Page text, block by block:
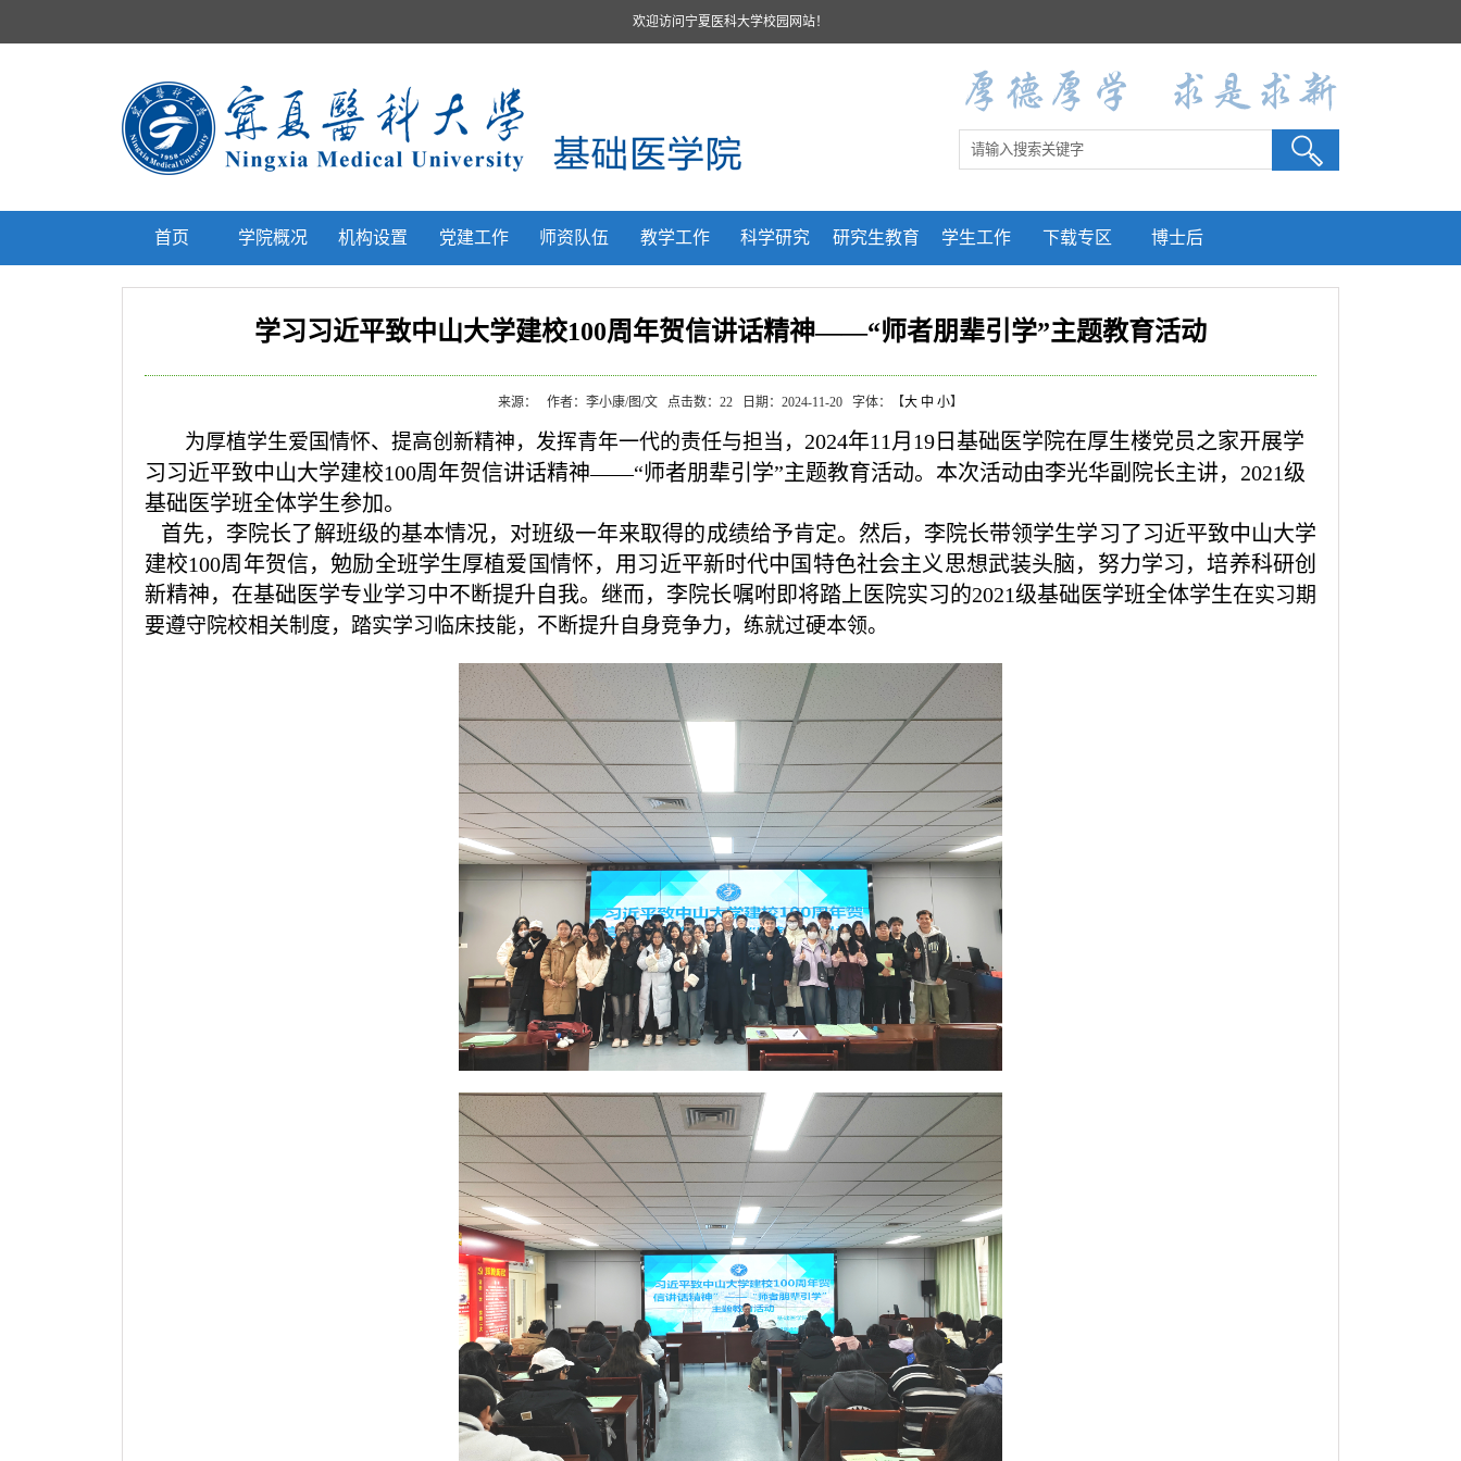
欢迎访问宁夏医科大学校园网站！
首页 学院概况 机构设置 党建工作 师资队伍 教学工作 科学研究 研究生教育 学生工作 下载专区 博士后
学习习近平致中山大学建校100周年贺信讲话精神——“师者朋辈引学”主题教育活动
来源： 作者：李小康/图/文 点击数： 22 日期：2024-11-20 字体：【大 中 小】
为厚植学生爱国情怀、提高创新精神，发挥青年一代的责任与担当， 2024年11月19日基础医学院在厚生楼党员之家开展学
习习近平致中山大学建校100周年贺信讲话精神——“师者朋辈引学”主题教育活动。本次活动由李光华副院长主讲，2021级
基础医学班全体学生参加。
首先，李院长了解班级的基本情况，对班级一年来取得的成绩给予肯定。然后，李院长带领学生学习了习近平致中山大学
建校100周年贺信，勉励全班学生厚植爱国情怀，用习近平新时代中国特色社会主义思想武装头脑，努力学习，培养科研创
新精神，在基础医学专业学习中不断提升自我。继而，李院长嘱咐即将踏上医院实习的2021级基础医学班全体学生在实习期
要遵守院校相关制度，踏实学习临床技能，不断提升自身竞争力，练就过硬本领。